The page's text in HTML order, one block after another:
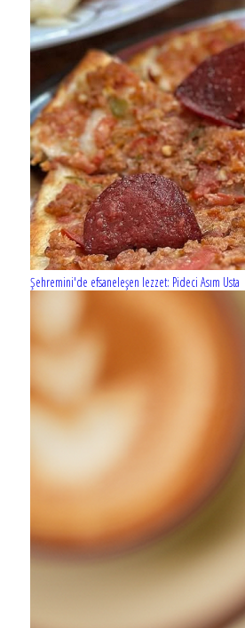
Şehremini'de efsaneleşen lezzet: Pideci Asım Usta